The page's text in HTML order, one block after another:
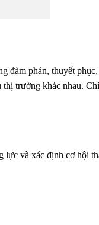
đàm phán, thuyết
trường khác nhau.
lực và xác định cơ hội